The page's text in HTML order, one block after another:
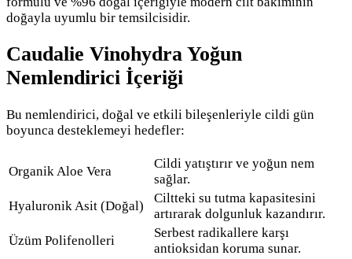
doğayla uyumlu bir temsilcisidir.
Caudalie Vinohydra Yoğun
Nemlendirici İçeriği
Bu nemlendirici, doğal ve etkili bileşenleriyle cildi gün
boyunca desteklemeyi hedefler:
Organik Aloe Vera
Cildi yatıştırır ve yoğun nem
sağlar.
Hyaluronik Asit (Doğal)
Ciltteki su tutma kapasitesini
artırarak dolgunluk kazandırır.
Üzüm Polifenolleri
Serbest radikallere karşı
antioksidan koruma sunar.